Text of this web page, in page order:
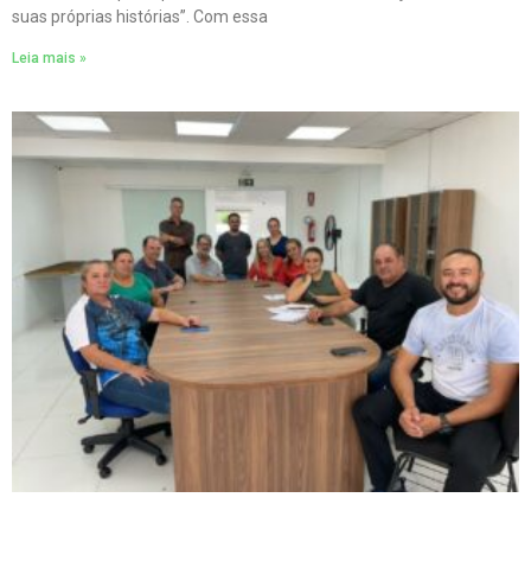
suas próprias histórias”. Com essa
Leia mais »